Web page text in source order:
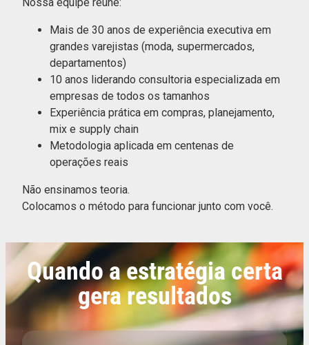
Mais de 30 anos de experiência executiva em
grandes varejistas (moda, supermercados,
departamentos)
10 anos liderando consultoria especializada em
empresas de todos os tamanhos
Experiência prática em compras, planejamento,
mix e supply chain
Metodologia aplicada em centenas de
operações reais
Não ensinamos teoria.
Colocamos o método para funcionar junto com você.
Quando a estratégia certa
gera resultados